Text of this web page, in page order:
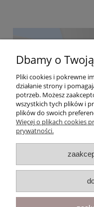
Dbamy o
Pliki cookies i pokrewne
działanie strony i
potrzeb. Możesz
wszystkich tych plików i
plików do swoich
Więcej o plikach cookies
prywatności.